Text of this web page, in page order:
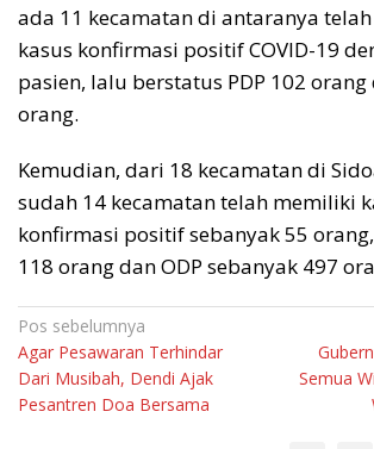
ada 11 kecamatan di antaranya
kasus konfirmasi positif COVID-19
pasien, lalu berstatus PDP 102 orang
orang.
Kemudian, dari 18 kecamatan di
sudah 14 kecamatan telah memiliki
konfirmasi positif sebanyak 55
118 orang dan ODP sebanyak 497
Navigasi
pos
Pos sebelumnya
Agar Pesawaran Terhindar
Dari Musibah, Dendi Ajak
Pesantren Doa Bersama
Semua